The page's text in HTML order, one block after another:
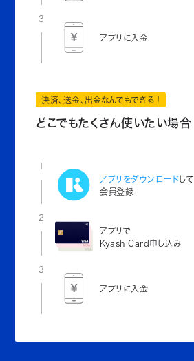
3
アプリに入金
決済、送金、出金なんでもできる！
どこでもたくさん使いたい場合
1
アプリをダウンロードして
会員登録
2
アプリで
Kyash Card申し込み
3
アプリに入金